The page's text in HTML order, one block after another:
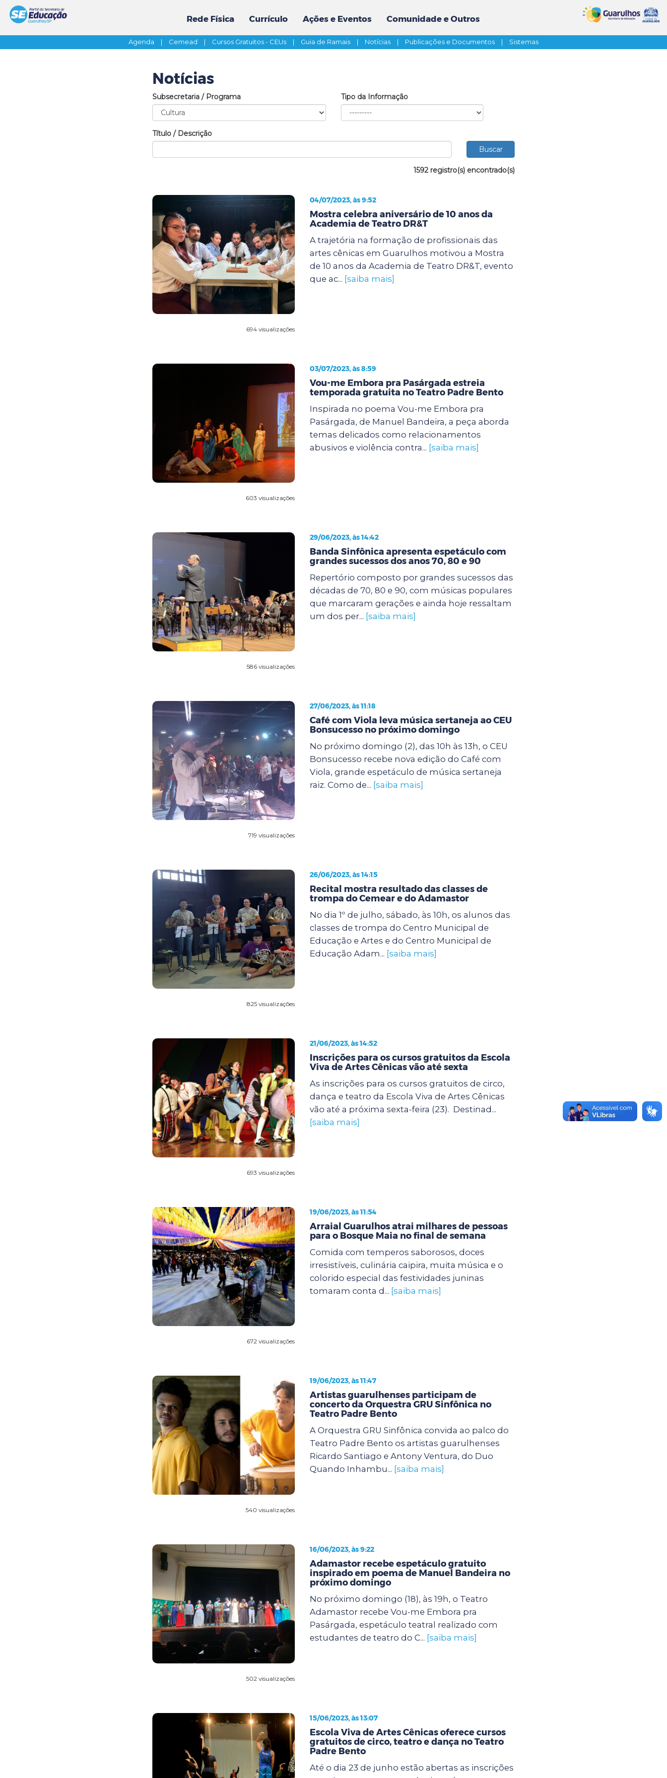
Rede Física Currículo Ações e Eventos Comunidade e Outros
Agenda | Cemead | Cursos Gratuitos - CEUs | Guia de Ramais | Notícias | Publicações e Documentos | Sistemas
Notícias
Subsecretaria / Programa Tipo da Informação
Título / Descrição
1592 registro(s) encontrado(s)
694 visualizações
04/07/2023, às 9:52
Mostra celebra aniversário de 10 anos da
Academia de Teatro DR&T
A trajetória na formação de profissionais das
artes cênicas em Guarulhos motivou a Mostra
de 10 anos da Academia de Teatro DR&T, evento
que ac... [saiba mais]
603 visualizações
03/07/2023, às 8:59
Vou-me Embora pra Pasárgada estreia
temporada gratuita no Teatro Padre Bento
Inspirada no poema Vou-me Embora pra
Pasárgada, de Manuel Bandeira, a peça aborda
temas delicados como relacionamentos
abusivos e violência contra... [saiba mais]
586 visualizações
29/06/2023, às 14:42
Banda Sinfônica apresenta espetáculo com
grandes sucessos dos anos 70, 80 e 90
Repertório composto por grandes sucessos das
décadas de 70, 80 e 90, com músicas populares
que marcaram gerações e ainda hoje ressaltam
um dos per... [saiba mais]
719 visualizações
27/06/2023, às 11:18
Café com Viola leva música sertaneja ao CEU
Bonsucesso no próximo domingo
No próximo domingo (2), das 10h às 13h, o CEU
Bonsucesso recebe nova edição do Café com
Viola, grande espetáculo de música sertaneja
raiz. Como de... [saiba mais]
825 visualizações
26/06/2023, às 14:15
Recital mostra resultado das classes de
trompa do Cemear e do Adamastor
No dia 1º de julho, sábado, às 10h, os alunos das
classes de trompa do Centro Municipal de
Educação e Artes e do Centro Municipal de
Educação Adam... [saiba mais]
693 visualizações
21/06/2023, às 14:52
Inscrições para os cursos gratuitos da Escola
Viva de Artes Cênicas vão até sexta
As inscrições para os cursos gratuitos de circo,
dança e teatro da Escola Viva de Artes Cênicas
vão até a próxima sexta-feira (23). Destinad...
[saiba mais]
672 visualizações
19/06/2023, às 11:54
Arraial Guarulhos atrai milhares de pessoas
para o Bosque Maia no final de semana
Comida com temperos saborosos, doces
irresistíveis, culinária caipira, muita música e o
colorido especial das festividades juninas
tomaram conta d... [saiba mais]
540 visualizações
19/06/2023, às 11:47
Artistas guarulhenses participam de
concerto da Orquestra GRU Sinfônica no
Teatro Padre Bento
A Orquestra GRU Sinfônica convida ao palco do
Teatro Padre Bento os artistas guarulhenses
Ricardo Santiago e Antony Ventura, do Duo
Quando Inhambu... [saiba mais]
502 visualizações
16/06/2023, às 9:22
Adamastor recebe espetáculo gratuito
inspirado em poema de Manuel Bandeira no
próximo domingo
No próximo domingo (18), às 19h, o Teatro
Adamastor recebe Vou-me Embora pra
Pasárgada, espetáculo teatral realizado com
estudantes de teatro do C... [saiba mais]
15/06/2023, às 13:07
Escola Viva de Artes Cênicas oferece cursos
gratuitos de circo, teatro e dança no Teatro
Padre Bento
Até o dia 23 de junho estão abertas as inscrições